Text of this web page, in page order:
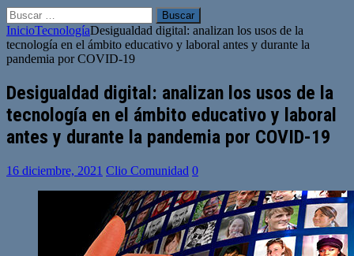
Buscar:
InicioTecnologíaDesigualdad digital: analizan los usos de la
tecnología en el ámbito educativo y laboral antes y durante la
pandemia por COVID-19
Desigualdad digital: analizan los usos de la
tecnología en el ámbito educativo y laboral
antes y durante la pandemia por COVID-19
16 diciembre, 2021 Clio Comunidad 0